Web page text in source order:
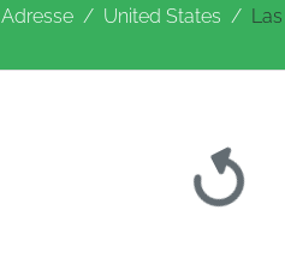
Adresse United States